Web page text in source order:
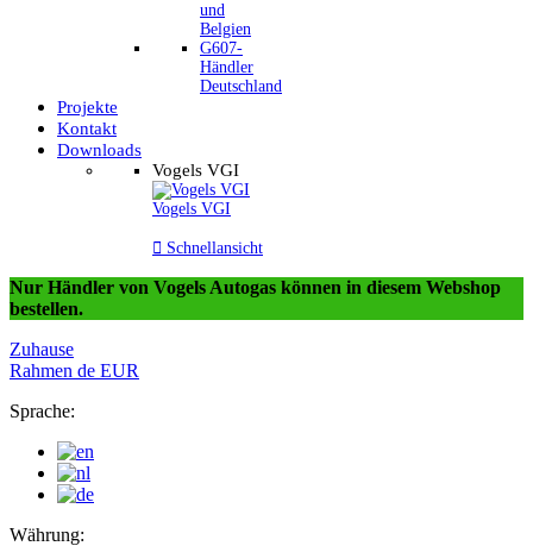
und
Belgien
G607-
Händler
Deutschland
Projekte
Kontakt
Downloads
Vogels VGI
Vogels VGI
 Schnellansicht
Nur Händler von Vogels Autogas können in diesem Webshop
bestellen.
Zuhause
Rahmen de EUR
Sprache:
Währung: